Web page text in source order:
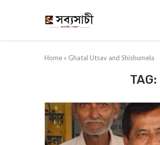
Home » Ghatal Utsav and Shishumela
TAG: